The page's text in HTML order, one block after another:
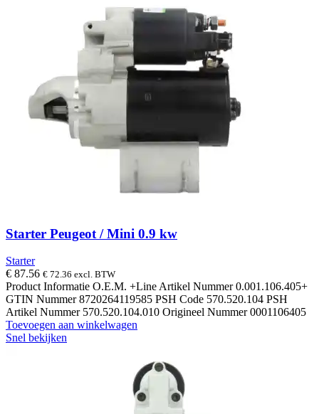
Starter Peugeot / Mini 0.9 kw
Starter
€ 87.56 € 72.36 excl. BTW
Product Informatie O.E.M. +Line Artikel Nummer 0.001.106.405+
GTIN Nummer 8720264119585 PSH Code 570.520.104 PSH
Artikel Nummer 570.520.104.010 Origineel Nummer 0001106405
Toevoegen aan winkelwagen
Snel bekijken